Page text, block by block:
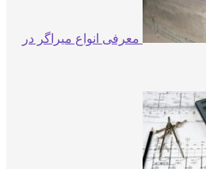
معرفی انواع میراگر در